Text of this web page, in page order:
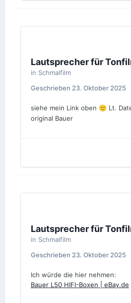
Lautsprecher für
in Schmalfilm
Geschrieben 23. Oktober 2025
siehe mein Link oben 🙂 Lt.
original Bauer
Lautsprecher für
in Schmalfilm
Geschrieben 23. Oktober 2025
Ich würde die hier nehmen:
Bauer L50 HIFI-Boxen | eBay.de